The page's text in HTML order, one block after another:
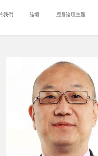
我們 論壇 歷屆論壇主題